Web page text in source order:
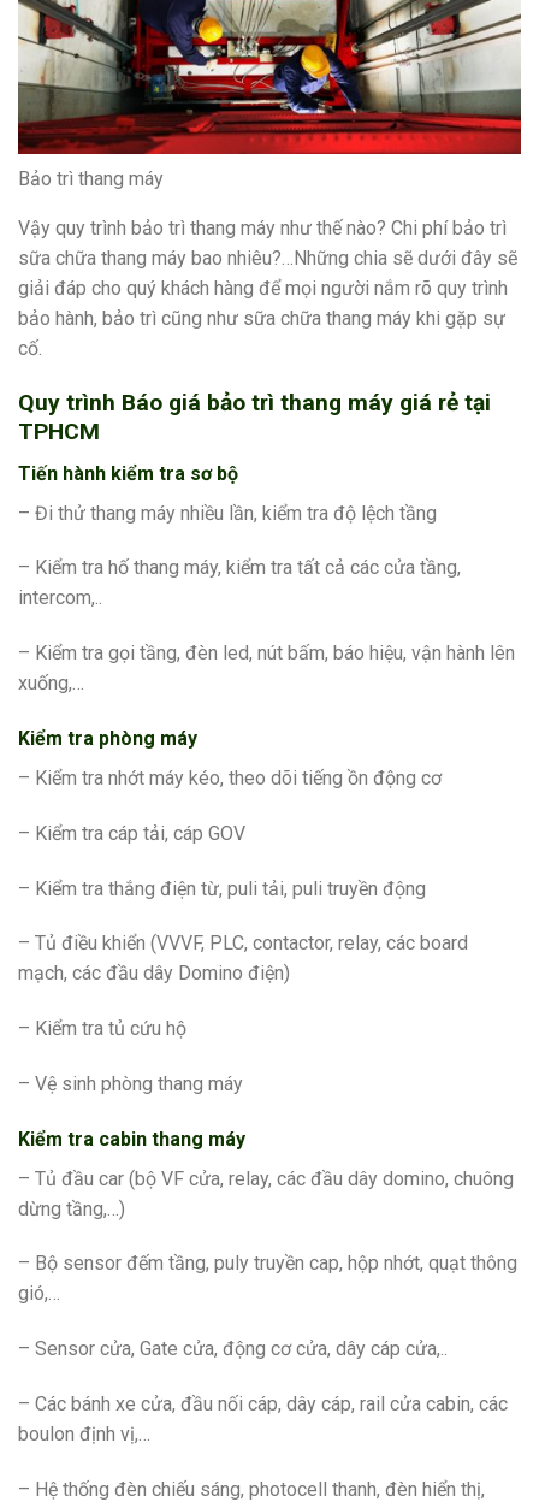
Bảo trì thang máy
Vậy quy trình bảo trì thang máy như thế nào? Chi phí bảo trì
sữa chữa thang máy bao nhiêu?…Những chia sẽ dưới đây sẽ
giải đáp cho quý khách hàng để mọi người nắm rõ quy trình
bảo hành, bảo trì cũng như sữa chữa thang máy khi gặp sự
cố.
Quy trình Báo giá bảo trì thang máy giá rẻ tại
TPHCM
Tiến hành kiểm tra sơ bộ
– Đi thử thang máy nhiều lần, kiểm tra độ lệch tầng
– Kiểm tra hố thang máy, kiểm tra tất cả các cửa tầng,
intercom,..
– Kiểm tra gọi tầng, đèn led, nút bấm, báo hiệu, vận hành lên
xuống,…
Kiểm tra phòng máy
– Kiểm tra nhớt máy kéo, theo dõi tiếng ồn động cơ
– Kiểm tra cáp tải, cáp GOV
– Kiểm tra thắng điện từ, puli tải, puli truyền động
– Tủ điều khiển (VVVF, PLC, contactor, relay, các board
mạch, các đầu dây Domino điện)
– Kiểm tra tủ cứu hộ
– Vệ sinh phòng thang máy
Kiểm tra cabin thang máy
– Tủ đầu car (bộ VF cửa, relay, các đầu dây domino, chuông
dừng tầng,…)
– Bộ sensor đếm tầng, puly truyền cap, hộp nhớt, quạt thông
gió,…
– Sensor cửa, Gate cửa, động cơ cửa, dây cáp cửa,..
– Các bánh xe cửa, đầu nối cáp, dây cáp, rail cửa cabin, các
boulon định vị,…
– Hệ thống đèn chiếu sáng, photocell thanh, đèn hiển thị,